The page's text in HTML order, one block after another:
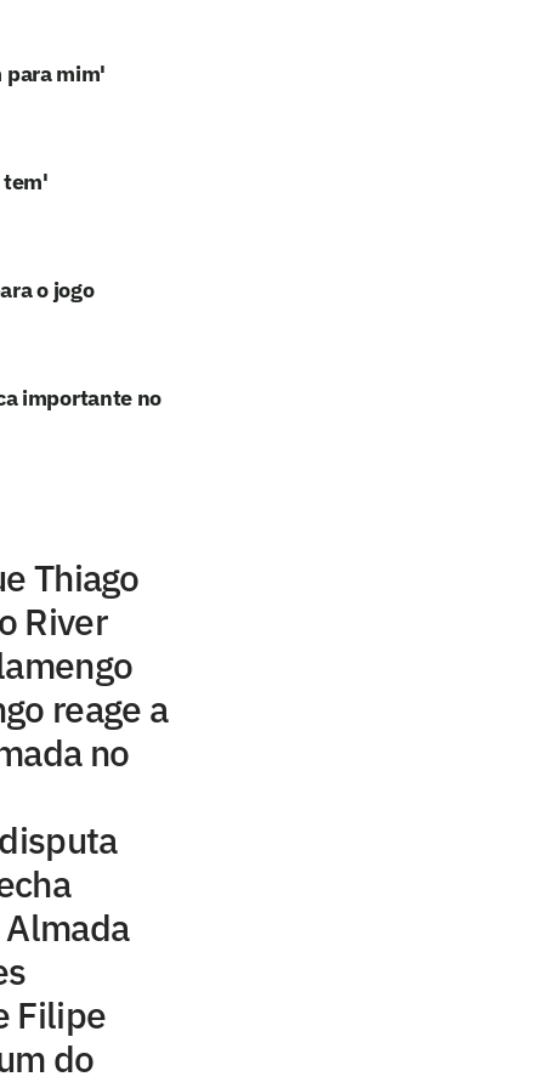
para mim'
tem'
o jogo
importante no
Thiago
River
reage a
no
Filipe
do